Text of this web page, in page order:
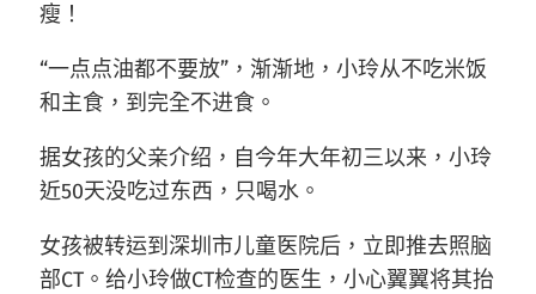
瘦！
“一点点油都不要放”，渐渐地，小玲从不吃米饭
和主食，到完全不进食。
据女孩的父亲介绍，自今年大年初三以来，小玲
近50天没吃过东西，只喝水。
女孩被转运到深圳市儿童医院后，立即推去照脑
部CT。给小玲做CT检查的医生，小心翼翼将其抬